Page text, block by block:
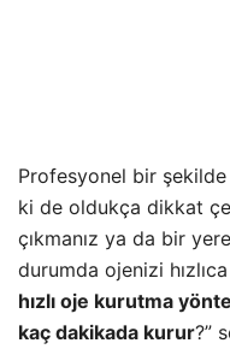
Profesyonel bir şekilde
ki de oldukça dikkat
çıkmanız ya da bir
durumda ojenizi
hızlı oje kurutma
kaç dakikada kurur?”